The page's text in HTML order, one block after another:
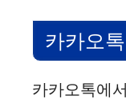
카카오
카카오톡에